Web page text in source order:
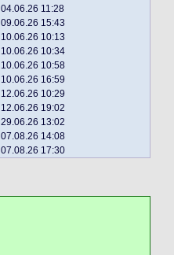
04.06.26 11:28
09.06.26 15:43
10.06.26 10:13
10.06.26 10:34
10.06.26 10:58
10.06.26 16:59
12.06.26 10:29
12.06.26 19:02
29.06.26 13:02
07.08.26 14:08
07.08.26 17:30